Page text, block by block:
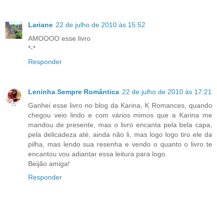
Lariane 22 de julho de 2010 às 15:52
AMOOOO esse livro
*-*
Responder
Leninha Sempre Romântica 22 de julho de 2010 às 17:21
Ganhei esse livro no blog da Karina, K Romances, quando
chegou veio lindo e com vários mimos que a Karina me
mandou de presente, mas o livro encanta pela bela capa,
pela delicadeza até, ainda não li, mas logo logo tiro ele da
pilha, mas lendo sua resenha e vendo o quanto o livro te
encantou vou adiantar essa leitura para logo.
Beijão amiga!
Responder